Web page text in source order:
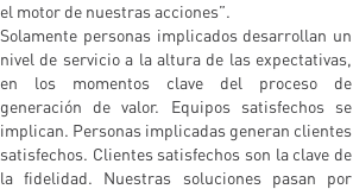
el motor de nuestras acciones”.
Solamente personas implicados desarrollan un
nivel de servicio a la altura de las expectativas,
en los momentos clave del proceso de
generación de valor. Equipos satisfechos se
implican. Personas implicadas generan clientes
satisfechos. Clientes satisfechos son la clave de
la fidelidad. Nuestras soluciones pasan por